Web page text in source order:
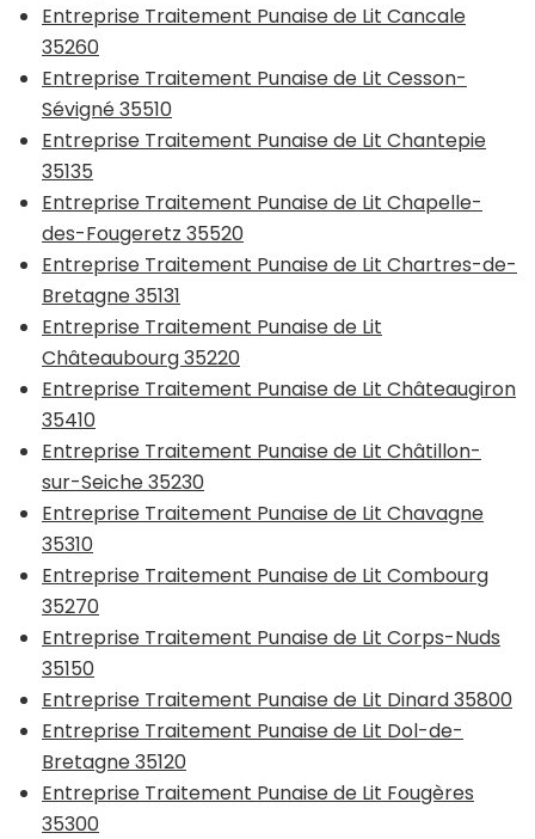
Entreprise Traitement Punaise de Lit Cancale
35260
Entreprise Traitement Punaise de Lit Cesson-
Sévigné 35510
Entreprise Traitement Punaise de Lit Chantepie
35135
Entreprise Traitement Punaise de Lit Chapelle-
des-Fougeretz 35520
Entreprise Traitement Punaise de Lit Chartres-de-
Bretagne 35131
Entreprise Traitement Punaise de Lit
Châteaubourg 35220
Entreprise Traitement Punaise de Lit Châteaugiron
35410
Entreprise Traitement Punaise de Lit Châtillon-
sur-Seiche 35230
Entreprise Traitement Punaise de Lit Chavagne
35310
Entreprise Traitement Punaise de Lit Combourg
35270
Entreprise Traitement Punaise de Lit Corps-Nuds
35150
Entreprise Traitement Punaise de Lit Dinard 35800
Entreprise Traitement Punaise de Lit Dol-de-
Bretagne 35120
Entreprise Traitement Punaise de Lit Fougères
35300